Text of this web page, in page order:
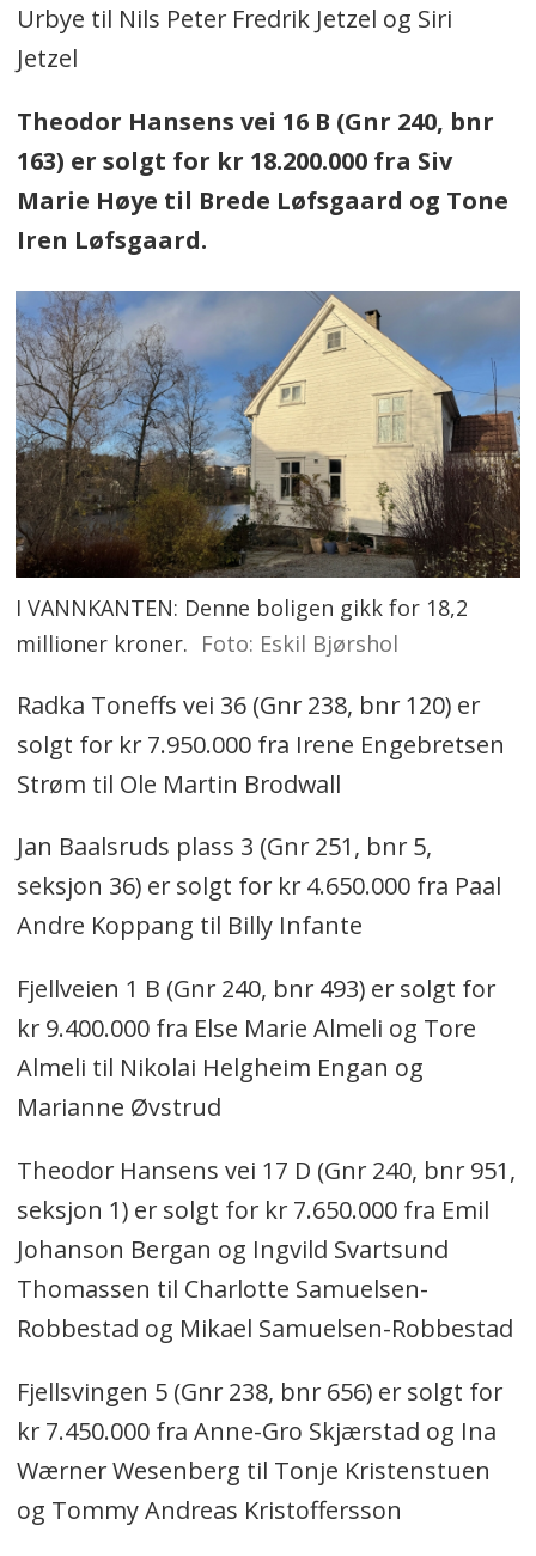
Urbye til Nils Peter Fredrik Jetzel og Siri
Jetzel
Theodor Hansens vei 16 B (Gnr 240, bnr
163) er solgt for kr 18.200.000 fra Siv
Marie Høye til Brede Løfsgaard og Tone
Iren Løfsgaard.
I VANNKANTEN: Denne boligen gikk for 18,2
millioner kroner. Foto: Eskil Bjørshol
Radka Toneffs vei 36 (Gnr 238, bnr 120) er
solgt for kr 7.950.000 fra Irene Engebretsen
Strøm til Ole Martin Brodwall
Jan Baalsruds plass 3 (Gnr 251, bnr 5,
seksjon 36) er solgt for kr 4.650.000 fra Paal
Andre Koppang til Billy Infante
Fjellveien 1 B (Gnr 240, bnr 493) er solgt for
kr 9.400.000 fra Else Marie Almeli og Tore
Almeli til Nikolai Helgheim Engan og
Marianne Øvstrud
Theodor Hansens vei 17 D (Gnr 240, bnr 951,
seksjon 1) er solgt for kr 7.650.000 fra Emil
Johanson Bergan og Ingvild Svartsund
Thomassen til Charlotte Samuelsen-
Robbestad og Mikael Samuelsen-Robbestad
Fjellsvingen 5 (Gnr 238, bnr 656) er solgt for
kr 7.450.000 fra Anne-Gro Skjærstad og Ina
Wærner Wesenberg til Tonje Kristenstuen
og Tommy Andreas Kristoffersson